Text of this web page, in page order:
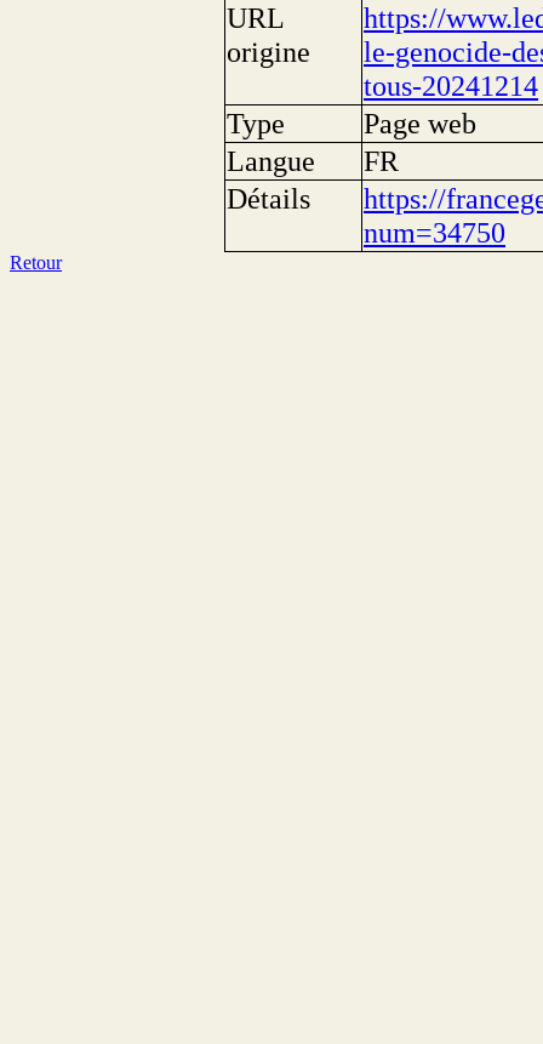
URL
origine
https://
le-genocide-
tous-20241214
Type
Page web
Langue
FR
Détails
https://
num=34750
Retour